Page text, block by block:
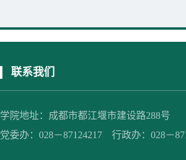
联系我们
学院地址：成都市都江堰市建设路288号
党委办：028－87124217 行政办：028－